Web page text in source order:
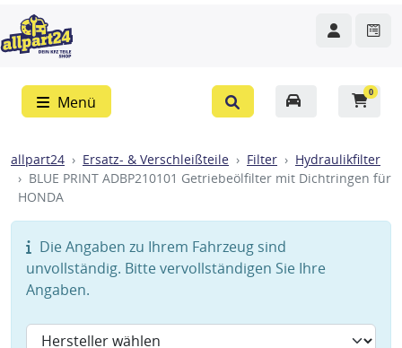
Menü
0
allpart24 Ersatz- & Verschleißteile Filter
Hydraulikfilter
BLUE PRINT ADBP210101 Getriebeölfilter mit Dichtringen für
HONDA
Die Angaben zu Ihrem Fahrzeug sind
unvollständig. Bitte vervollständigen Sie Ihre
Angaben.